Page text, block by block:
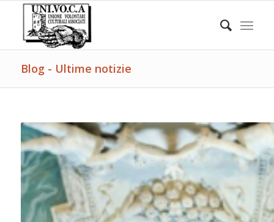
Blog - Ultime notizie